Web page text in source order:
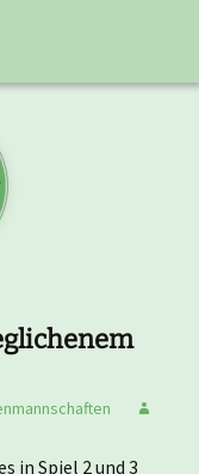
in Spiel 2 und 3